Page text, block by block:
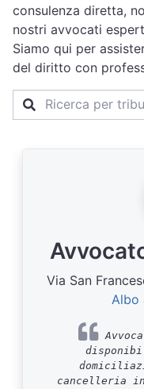
consulenza diretta,
nostri avvocati
Siamo qui per
del diritto con
Via San
Albo
cancelleria